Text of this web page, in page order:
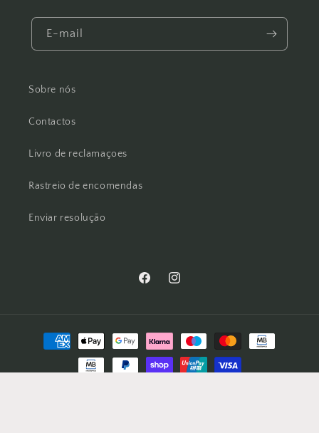
E-mail
Sobre nós
Contactos
Livro de reclamaçoes
Rastreio de encomendas
Enviar resolução
FacebookInstagram
Métodos
pagamento